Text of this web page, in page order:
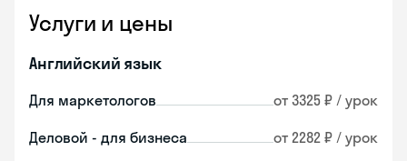
Услуги и цены
Английский язык
Для маркетологов от 3325 ₽ / урок
Деловой - для бизнеса от 2282 ₽ / урок